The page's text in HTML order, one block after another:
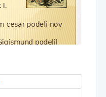
cesar podeli nov
podelil